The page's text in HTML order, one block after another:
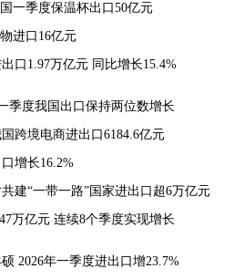
一季度保温杯出口50亿元
进口16亿元
口1.97万亿元 同比增长15.4%
季度我国出口保持两位数增长
跨境电商进出口6184.6亿元
增长16.2%
建“一带一路”国家进出口超6万亿元
万亿元 连续8个季度实现增长
2026年一季度进出口增23.7%